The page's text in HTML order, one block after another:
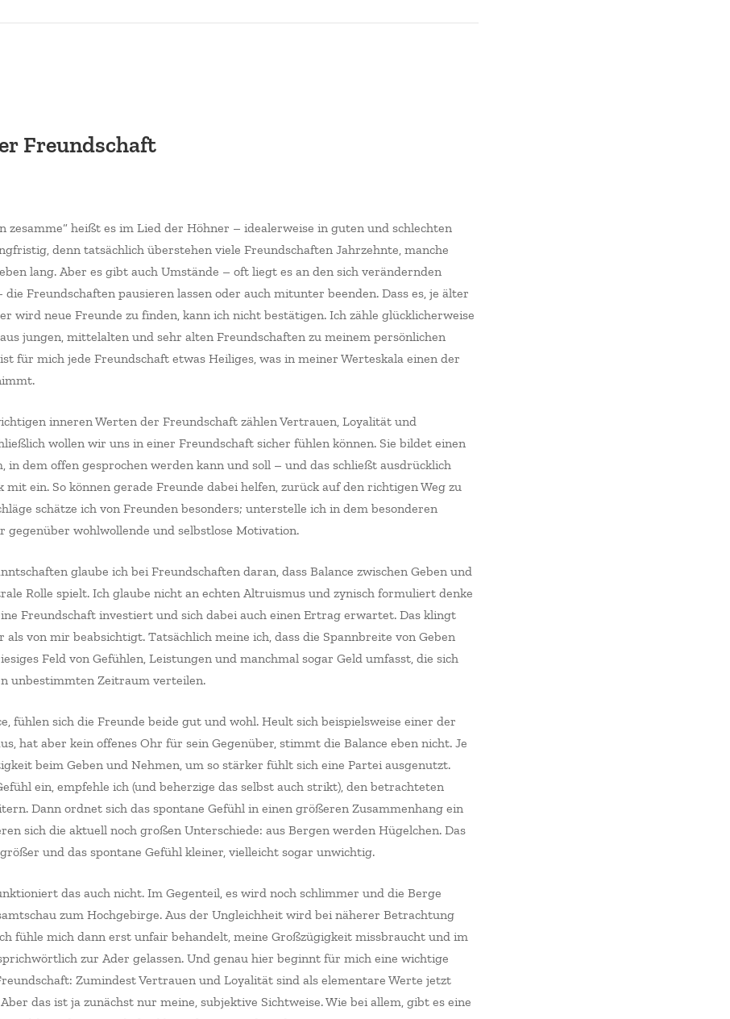
Freundschaft
zesamme“ heißt es im Lied der Höhner – idealerweise in guten und schlechten
denn tatsächlich überstehen viele Freundschaften Jahrzehnte, manche
lang. Aber es gibt auch Umstände – oft liegt es an den sich verändernden
die Freundschaften pausieren lassen oder auch mitunter beenden. Dass es, je älter
wird neue Freunde zu finden, kann ich nicht bestätigen. Ich zähle glücklicherweise
jungen, mittelalten und sehr alten Freundschaften zu meinem persönlichen
für mich jede Freundschaft etwas Heiliges, was in meiner Werteskala einen der
inneren Werten der Freundschaft zählen Vertrauen, Loyalität und
wollen wir uns in einer Freundschaft sicher fühlen können. Sie bildet einen
in dem offen gesprochen werden kann und soll – und das schließt ausdrücklich
ein. So können gerade Freunde dabei helfen, zurück auf den richtigen Weg zu
schätze ich von Freunden besonders; unterstelle ich in dem besonderen
gegenüber wohlwollende und selbstlose Motivation.
glaube ich bei Freundschaften daran, dass Balance zwischen Geben und
Rolle spielt. Ich glaube nicht an echten Altruismus und zynisch formuliert denke
Freundschaft investiert und sich dabei auch einen Ertrag erwartet. Das klingt
als von mir beabsichtigt. Tatsächlich meine ich, dass die Spannbreite von Geben
Feld von Gefühlen, Leistungen und manchmal sogar Geld umfasst, die sich
unbestimmten Zeitraum verteilen.
fühlen sich die Freunde beide gut und wohl. Heult sich beispielsweise einer der
hat aber kein offenes Ohr für sein Gegenüber, stimmt die Balance eben nicht. Je
beim Geben und Nehmen, um so stärker fühlt sich eine Partei ausgenutzt.
ein, empfehle ich (und beherzige das selbst auch strikt), den betrachteten
Dann ordnet sich das spontane Gefühl in einen größeren Zusammenhang ein
sich die aktuell noch großen Unterschiede: aus Bergen werden Hügelchen. Das
und das spontane Gefühl kleiner, vielleicht sogar unwichtig.
das auch nicht. Im Gegenteil, es wird noch schlimmer und die Berge
zum Hochgebirge. Aus der Ungleichheit wird bei näherer Betrachtung
fühle mich dann erst unfair behandelt, meine Großzügigkeit missbraucht und im
zur Ader gelassen. Und genau hier beginnt für mich eine wichtige
Zumindest Vertrauen und Loyalität sind als elementare Werte jetzt
das ist ja zunächst nur meine, subjektive Sichtweise. Wie bei allem, gibt es eine